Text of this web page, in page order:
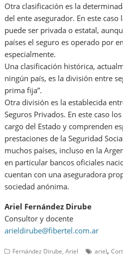
Otra clasificación es la
del ente asegurador. En este
puede ser privada o estatal,
países el seguro es operado por
especialmente.
Una clasificación histórica,
ningún país, es la división entre
prima fija”.
Otra división es la establecida
Seguros Privados. En este caso
cargo del Estado y comprenden
prestaciones de la Seguridad
muchos países, incluso en la
en particular bancos oficiales
cuentan con una aseguradora
sociedad anónima.
Ariel Fernández Dirube
Consultor y docente
arieldirube@fibertel.com.ar
Fernández Dirube, Ariel ariel,